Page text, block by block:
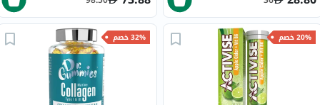
20% خصم 32% خصم